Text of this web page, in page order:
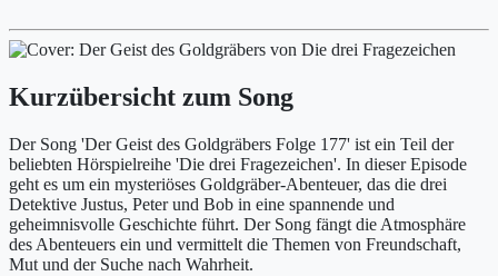
Kurzübersicht zum Song
Der Song 'Der Geist des Goldgräbers Folge 177' ist ein Teil der
beliebten Hörspielreihe 'Die drei Fragezeichen'. In dieser Episode
geht es um ein mysteriöses Goldgräber-Abenteuer, das die drei
Detektive Justus, Peter und Bob in eine spannende und
geheimnisvolle Geschichte führt. Der Song fängt die Atmosphäre
des Abenteuers ein und vermittelt die Themen von Freundschaft,
Mut und der Suche nach Wahrheit.